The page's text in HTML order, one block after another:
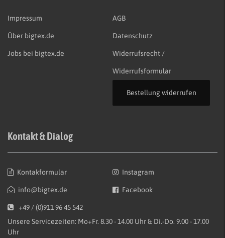
Impressum
Über bigtex.de
Jobs bei bigtex.de
AGB
Datenschutz
Widerrufsrecht /
Widerrufsformular
Bestellung widerrufen
Kontakt & Dialog
Kontakformular
info@bigtex.de
Instagram
Facebook
+49 / (0)911 96 45 542
Unsere Servicezeiten: Mo+Fr. 8.30 - 14.00 Uhr & Di.-Do. 9.00 - 17.00
Uhr